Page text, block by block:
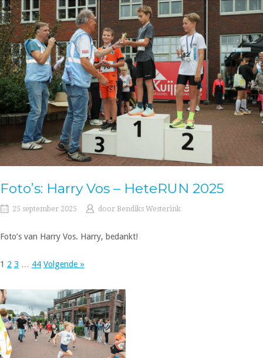
Foto’s: Harry Vos – HeteRUN 2025
25 september 2025 door Bendiks Westerink
Foto’s van Harry Vos. Harry, bedankt!
1 2 3 44 Volgende »